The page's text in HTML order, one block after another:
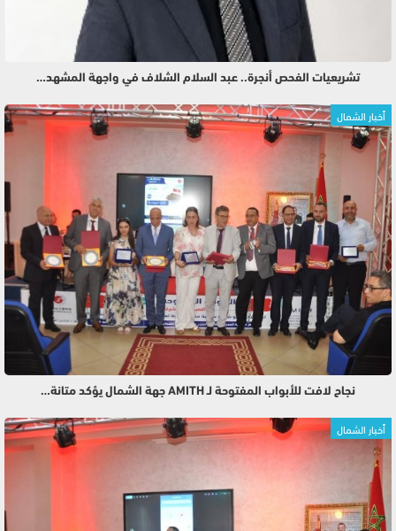
تشريعيات الفحص أنجرة.. عبد السلام الشلاف في واجهة المشهد…
أخبار الشمال
نجاح لافت للأبواب المفتوحة لـ AMITH جهة الشمال يؤكد متانة…
أخبار الشمال